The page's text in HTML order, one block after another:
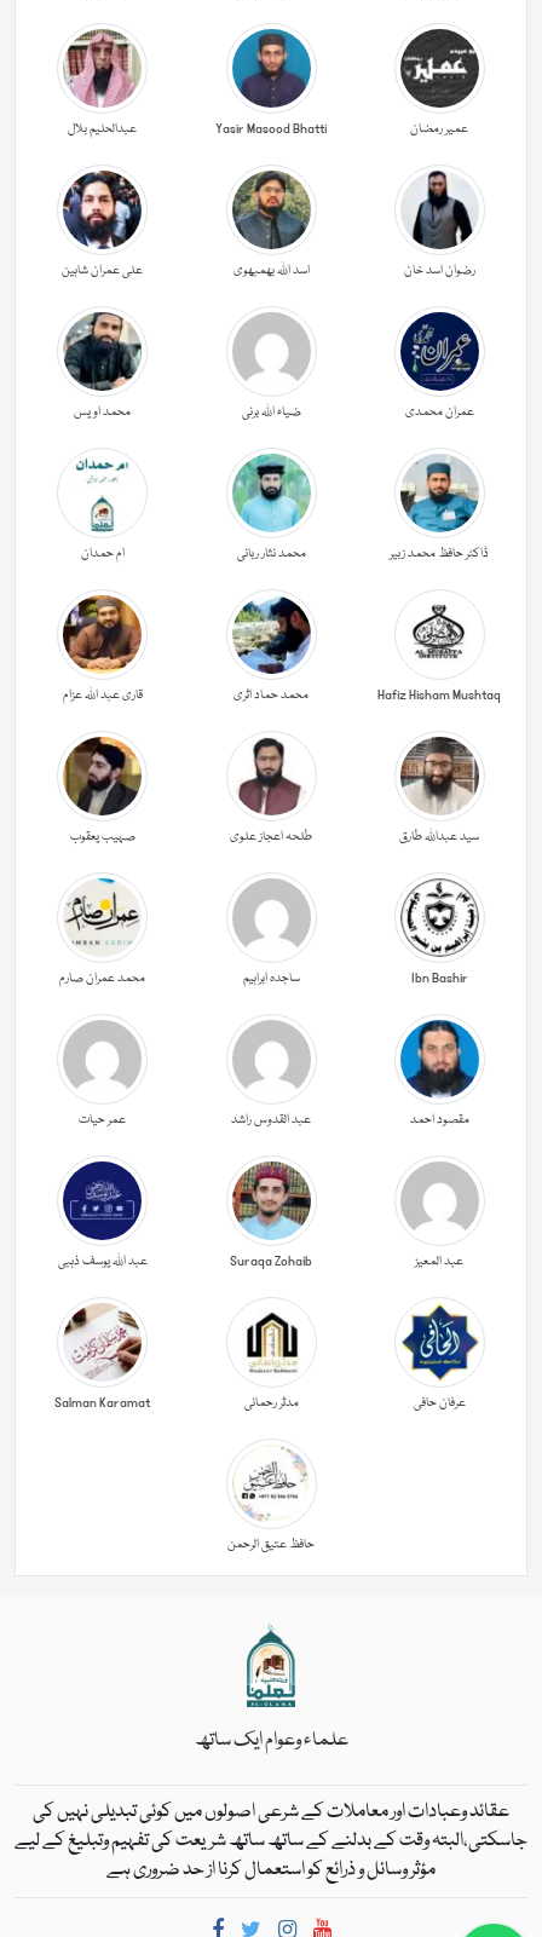
عمیر رمضان Yasir Masood Bhatti عبدالحليم بلال
رضوان اسد خان اسد اللہ بھمبھوی علی عمران شاہین
عمران محمدی ضیاء اللہ برنی محمد اویس
ڈاکٹر حافظ محمد زبیر محمد نثار ربانی ام حمدان
Hafiz Hisham Mushtaq محمد حماد اثری قاری عبد اللہ عزام
سید عبداللہ طارق طلحہ اعجاز علوی صہیب یعقوب
Ibn Bashir ساجدہ ابراہیم محمد عمران صارم
مقصود احمد عبد القدوس راشد عمر حیات
عبد المعیز Suraqa Zohaib عبد اللہ یوسف ذہبی
عرفان حافی مدثر رحمانی Salman Karamat
حافظ عتیق الرحمن
علماء وعوام ایک ساتھ
عقائد وعبادات اور معاملات کے شرعی اصولوں میں کوئی تبدیلی نہیں کی
جاسکتی،البتہ وقت کے بدلنے کے ساتھ ساتھ شریعت کی تفہیم وتبلیغ کے لیے
مؤثر وسائل و ذرائع کو استعمال کرنا از حد ضروری ہے